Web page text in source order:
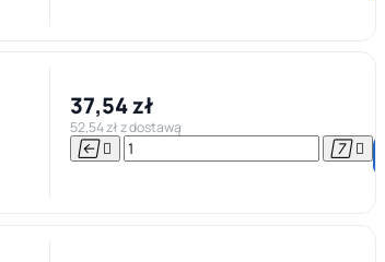
37,54 zł
52,54 zł z dostawą
   